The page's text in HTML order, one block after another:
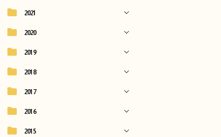
2021
2020
2019
2018
2017
2016
2015